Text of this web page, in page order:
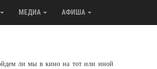
МЕДИА АФИША
ли мы в кино на тот или иной